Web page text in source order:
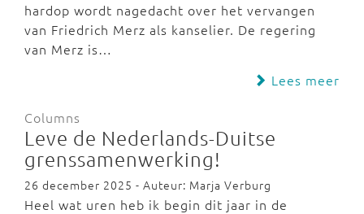
hardop wordt nagedacht over het vervangen
van Friedrich Merz als kanselier. De regering
van Merz is…
Lees meer
Columns
Leve de Nederlands-Duitse
grenssamenwerking!
26 december 2025 - Auteur: Marja Verburg
Heel wat uren heb ik begin dit jaar in de